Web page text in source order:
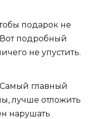
подарок не
подробный
не упустить.
Самый главный
лучше отложить
нарушать